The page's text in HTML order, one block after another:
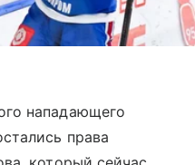
нападающего
права